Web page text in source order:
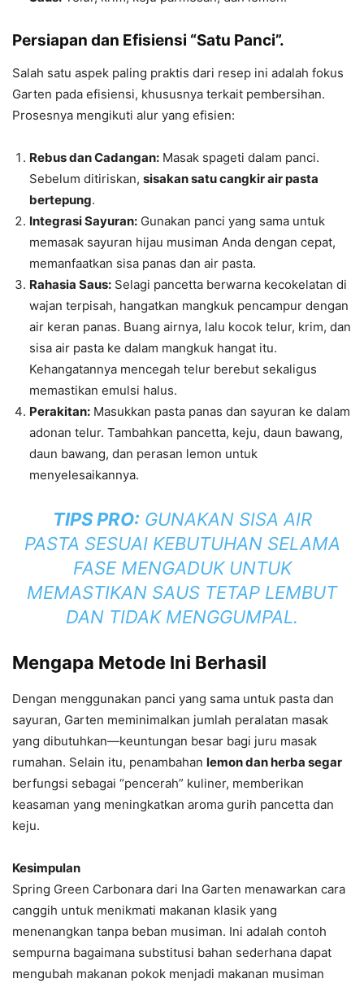
Persiapan dan Efisiensi “Satu Panci”.
Salah satu aspek paling praktis dari resep ini adalah fokus
Garten pada efisiensi, khususnya terkait pembersihan.
Prosesnya mengikuti alur yang efisien:
Rebus dan Cadangan: Masak spageti dalam panci.
Sebelum ditiriskan, sisakan satu cangkir air pasta
bertepung.
Integrasi Sayuran: Gunakan panci yang sama untuk
memasak sayuran hijau musiman Anda dengan cepat,
memanfaatkan sisa panas dan air pasta.
Rahasia Saus: Selagi pancetta berwarna kecokelatan di
wajan terpisah, hangatkan mangkuk pencampur dengan
air keran panas. Buang airnya, lalu kocok telur, krim, dan
sisa air pasta ke dalam mangkuk hangat itu.
Kehangatannya mencegah telur berebut sekaligus
memastikan emulsi halus.
Perakitan: Masukkan pasta panas dan sayuran ke dalam
adonan telur. Tambahkan pancetta, keju, daun bawang,
daun bawang, dan perasan lemon untuk
menyelesaikannya.
TIPS PRO: GUNAKAN SISA AIR
PASTA SESUAI KEBUTUHAN SELAMA
FASE MENGADUK UNTUK
MEMASTIKAN SAUS TETAP LEMBUT
DAN TIDAK MENGGUMPAL.
Mengapa Metode Ini Berhasil
Dengan menggunakan panci yang sama untuk pasta dan
sayuran, Garten meminimalkan jumlah peralatan masak
yang dibutuhkan—keuntungan besar bagi juru masak
rumahan. Selain itu, penambahan lemon dan herba segar
berfungsi sebagai “pencerah” kuliner, memberikan
keasaman yang meningkatkan aroma gurih pancetta dan
keju.
Kesimpulan
Spring Green Carbonara dari Ina Garten menawarkan cara
canggih untuk menikmati makanan klasik yang
menenangkan tanpa beban musiman. Ini adalah contoh
sempurna bagaimana substitusi bahan sederhana dapat
mengubah makanan pokok menjadi makanan musiman